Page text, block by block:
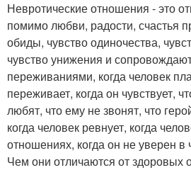
Невротические отношения - это
помимо любви, радости, счастья
обиды, чувство одиночества,
чувство унижения и
переживаниями, когда человек
переживает, когда он чувствует,
любят, что ему не звонят, что
когда человек ревнует, когда
отношениях, когда он не уверен в
Чем они отличаются от здоровых